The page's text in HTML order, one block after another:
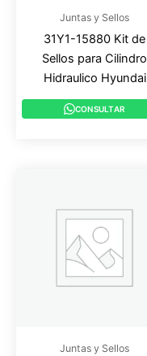
Juntas y Sellos
31Y1-15880 Kit de
Sellos para Cilindro
Hidraulico Hyundai
CONSULTAR
Juntas y Sellos